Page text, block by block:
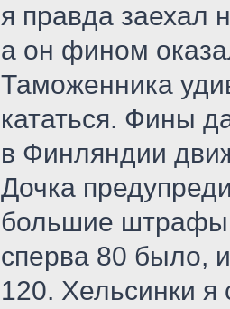
я правда заехал
а он фином
Таможенника
кататься. Фины
в Финляндии
Дочка
большие
сперва 80 было,
120. Хельсинки